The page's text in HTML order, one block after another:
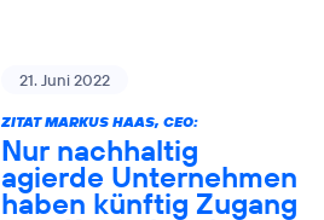
21. Juni 2022
ZITAT MARKUS HAAS, CEO:
Nur nachhaltig
agierde Unternehmen
haben künftig Zugang